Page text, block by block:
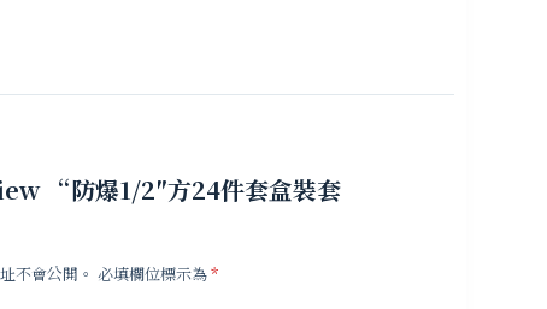
“防爆1/2″方24件套盒裝套
不會公開。 必填欄位標示為*